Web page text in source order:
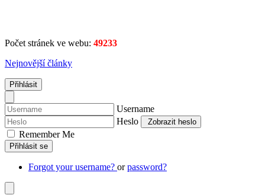
Počet stránek ve webu: 49233
Nejnovější články
Přihlásit
Username
Heslo
Zobrazit heslo
Remember Me
Přihlásit se
Forgot your username? orpassword?